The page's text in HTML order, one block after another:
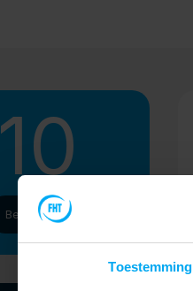
Toestemming
10
Bedrijfsdruk